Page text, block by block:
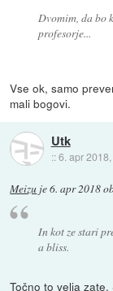
Dvomim, da bo
profesorje...
Vse ok, samo
mali bogovi.
Utk
::6. apr
Meizu je6. apr 2018
In kot ze stari
a bliss.
Točno to velja